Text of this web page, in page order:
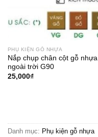
PHỤ KIỆN GỖ NHỰA
Nắp chụp chân cột gỗ nhựa
ngoài trời G90
25,000₫
Danh mục: Phụ kiện gỗ nhựa